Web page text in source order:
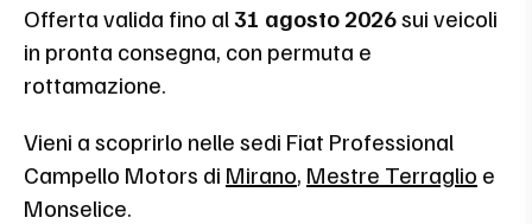
Offerta valida fino al31 agosto 2026sui veicoli
in pronta consegna, con permuta e
rottamazione.
Vieni a scoprirlo nelle sedi Fiat Professional
Campello Motors di Mirano, Mestre Terraglio e
Monselice.